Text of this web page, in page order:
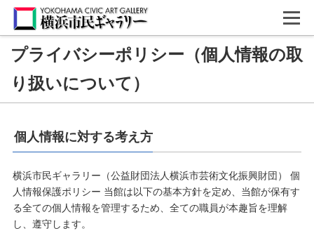
プライバシーポリシー（個人情報の取
り扱いについて）
個人情報に対する考え方
横浜市民ギャラリー（公益財団法人横浜市芸術文化振興財団） 個
人情報保護ポリシー 当館は以下の基本方針を定め、当館が保有す
る全ての個人情報を管理するため、全ての職員が本趣旨を理解
し、遵守します。